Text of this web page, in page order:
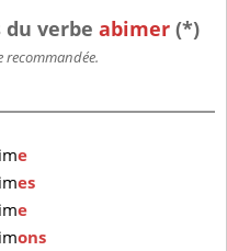
du verbe abimer (*)
e
es
e
ons